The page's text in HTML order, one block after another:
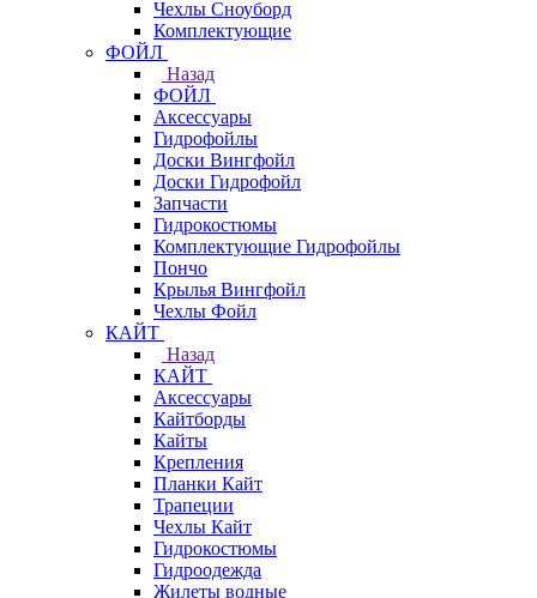
Чехлы Сноуборд
Комплектующие
ФОЙЛ
Назад
ФОЙЛ
Аксессуары
Гидрофойлы
Доски Вингфойл
Доски Гидрофойл
Запчасти
Гидрокостюмы
Комплектующие Гидрофойлы
Пончо
Крылья Вингфойл
Чехлы Фойл
КАЙТ
Назад
КАЙТ
Аксессуары
Кайтборды
Кайты
Крепления
Планки Кайт
Трапеции
Чехлы Кайт
Гидрокостюмы
Гидроодежда
Жилеты водные